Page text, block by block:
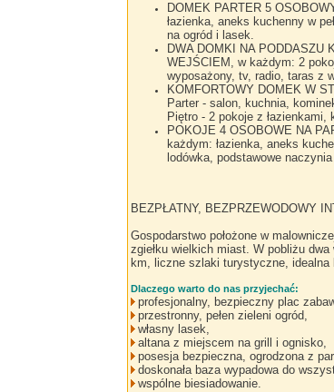
DOMEK PARTER 5
łazienka, aneks kuchenny w
na ogród i lasek.
DWA DOMKI NA PODDASZU
WEJŚCIEM, w każdym: 2
wyposażony, tv, radio, taras z
KOMFORTOWY DOMEK W
Parter - salon, kuchnia,
Piętro - 2 pokoje z
POKOJE 4 OSOBOWE NA
każdym: łazienka, aneks
lodówka, podstawowe
BEZPŁATNY, BEZPRZEWODOWY
Gospodarstwo położone w
zgiełku wielkich miast. W pobliżu
km, liczne szlaki turystyczne, idealna
Dlaczego warto do nas przyjechać:
profesjonalny, bezpieczny plac
przestronny, pełen zieleni ogród,
własny lasek,
altana z miejscem na grill i ognisko,
posesja bezpieczna, ogrodzona z
doskonała baza wypadowa do
wspólne biesiadowanie.